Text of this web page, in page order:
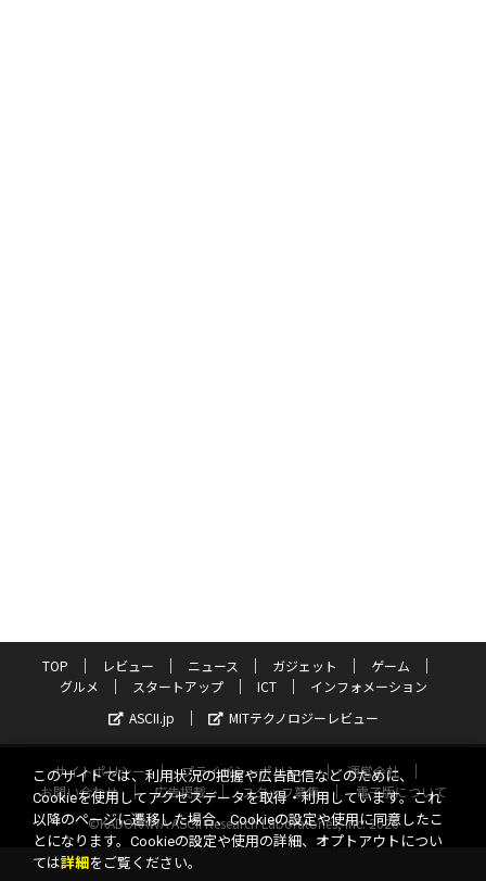
TOP レビュー ニュース ガジェット
ゲーム
グルメ
スタートアップ ICT
インフォメーション
ASCII.jp
MITテクノロジーレビュー
サイトポリシー プライバシーポリシー
運営会社
お問い合わせ
広告掲載 スタッフ募集
電子版について
©KADOKAWA ASCII Research Laboratories, Inc. 2026
このサイトでは、利用状況の把握や広告配信などのために、
Cookieを使用してアクセスデータを取得・利用しています。これ
以降のページに遷移した場合、Cookieの設定や使用に同意したこ
とになります。Cookieの設定や使用の詳細、オプトアウトについ
ては詳細 をご覧ください。